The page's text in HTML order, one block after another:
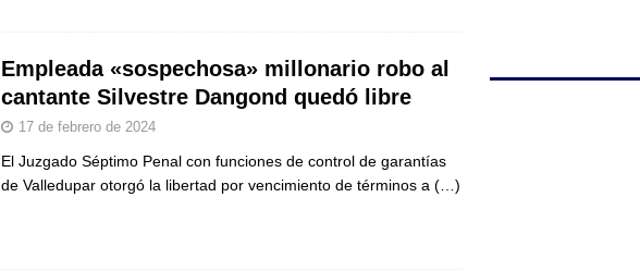
Empleada «sospechosa» millonario robo al
cantante Silvestre Dangond quedó libre
17 de febrero de 2024
El Juzgado Séptimo Penal con funciones de control de garantías
de Valledupar otorgó la libertad por vencimiento de términos a (…)